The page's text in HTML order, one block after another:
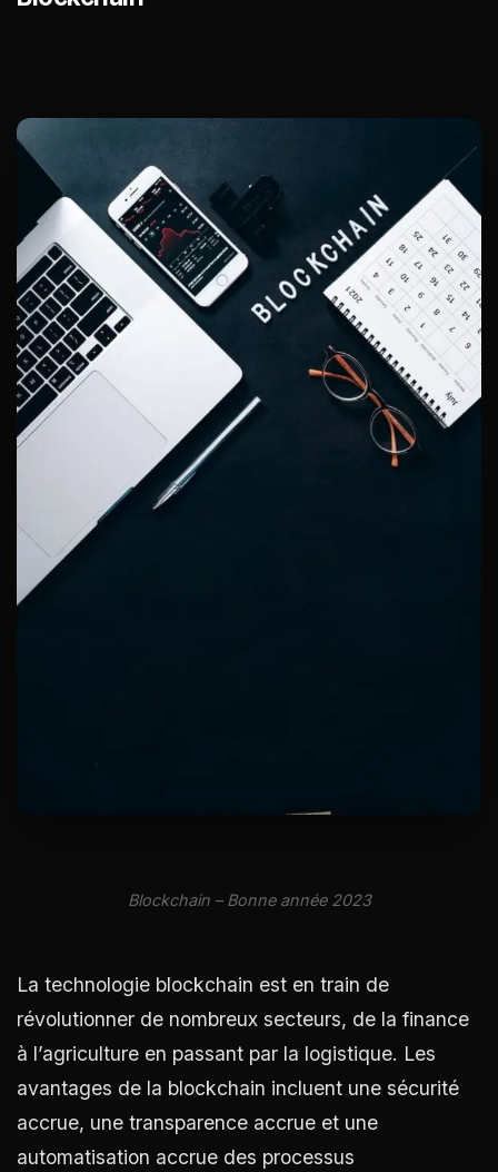
Blockchain – Bonne année 2023
La technologie blockchain est en train de
révolutionner de nombreux secteurs, de la finance
à l’agriculture en passant par la logistique. Les
avantages de la blockchain incluent une sécurité
accrue, une transparence accrue et une
automatisation accrue des processus